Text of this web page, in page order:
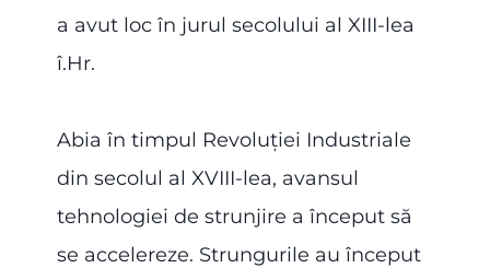
a avut loc în jurul secolului al XIII-lea
î.Hr.
Abia în timpul Revoluției Industriale
din secolul al XVIII-lea, avansul
tehnologiei de strunjire a început să
se accelereze. Strungurile au început